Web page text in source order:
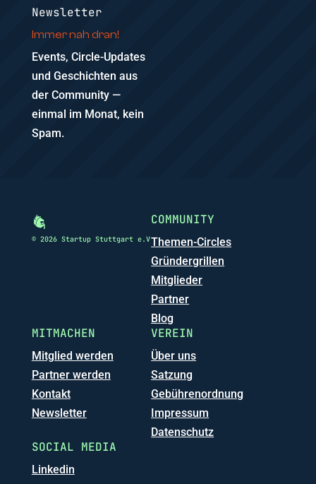
Newsletter
Immer nah dran!
Events, Circle-Updates
und Geschichten aus
der Community —
einmal im Monat, kein
Spam.
© 2026 Startup Stuttgart e.V
COMMUNITY
Themen-Circles
Gründergrillen
Mitglieder
Partner
Blog
MITMACHEN
Mitglied werden
Partner werden
Kontakt
Newsletter
VEREIN
Über uns
Satzung
Gebührenordnung
Impressum
Datenschutz
SOCIAL MEDIA
Linkedin